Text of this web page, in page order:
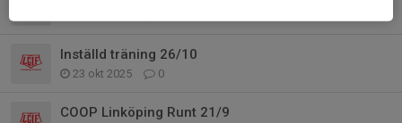
Inställd träning 26/10
23 okt 2025 0
COOP Linköping Runt 21/9